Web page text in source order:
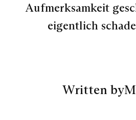
Aufmerksamkeit
eigentlich
Written by